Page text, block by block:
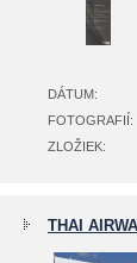
DÁTUM:
FOTOGRAFIÍ:
ZLOŽIEK:
THAI